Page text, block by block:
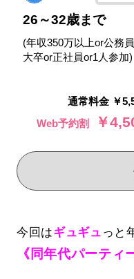
26～32歳まで
(年収350万以上or公務
大卒or正社員or1人参加)
通常料金 ￥
Web予約割
￥
今回はギュギュ っと
《同年代パーティ